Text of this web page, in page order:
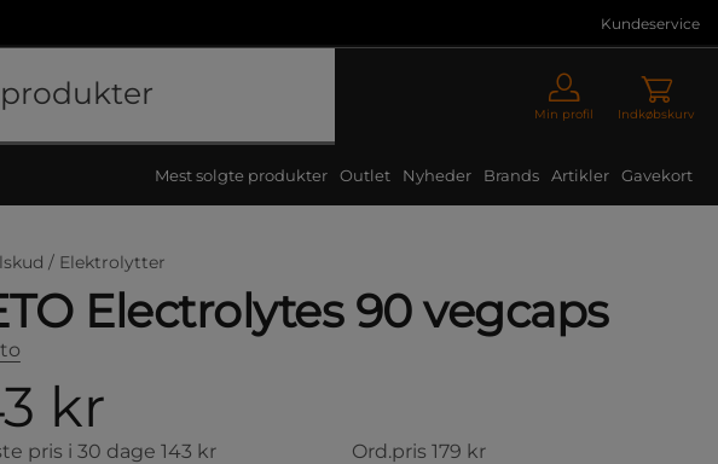
Kundeservice
Min profil Indkøbskurv
Mest solgte produkter Outlet Nyheder Brands Artikler Gavekort
/ Elektrolytter
Electrolytes 90 vegcaps
kr
pris i 30 dage 143 kr Ord.pris 179 kr